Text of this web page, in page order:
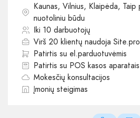
Kaunas, Vilnius, Klaipėda, Taip
nuotoliniu būdu
Iki 10 darbuotojų
Virš 20 klientų naudoja Site.pro
Patirtis su el.parduotuvėmis
Patirtis su POS kasos aparatais
Mokesčių konsultacijos
Įmonių steigimas